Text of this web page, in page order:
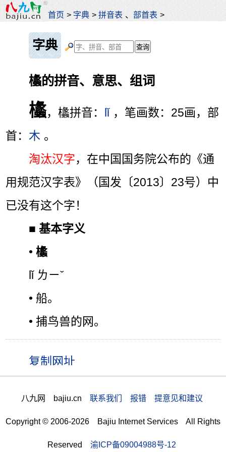
首页 > 字典 >拼音表 、部首表 >
字典
欚的拼音、意思、组词
欚，欚拼音： lǐ ，笔画数：25画，部
首：木 。
淘汰汉字，在中国国务院公布的《通
用规范汉字表》（国发〔2013〕23号）中
已没有这个字！
■基本字义
•欚
lǐ ㄌㄧˇ
• 船。
• 捕鸟兽的网。
八九网 bajiu.cn 联系我们 报错 提意见和建议
Copyright © 2006-2026 Bajiu Internet Services All Rights
Reserved 渝ICP备09004988号-12